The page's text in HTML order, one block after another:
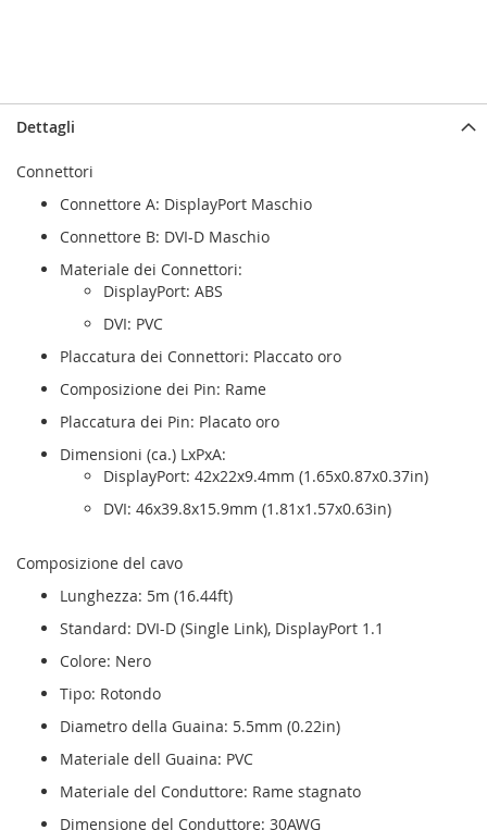
Dettagli
Connettori
Connettore A: DisplayPort Maschio
Connettore B: DVI-D Maschio
Materiale dei Connettori:
DisplayPort: ABS
DVI: PVC
Placcatura dei Connettori: Placcato oro
Composizione dei Pin: Rame
Placcatura dei Pin: Placato oro
Dimensioni (ca.) LxPxA:
DisplayPort: 42x22x9.4mm (1.65x0.87x0.37in)
DVI: 46x39.8x15.9mm (1.81x1.57x0.63in)
Composizione del cavo
Lunghezza: 5m (16.44ft)
Standard: DVI-D (Single Link), DisplayPort 1.1
Colore: Nero
Tipo: Rotondo
Diametro della Guaina: 5.5mm (0.22in)
Materiale dell Guaina: PVC
Materiale del Conduttore: Rame stagnato
Dimensione del Conduttore: 30AWG